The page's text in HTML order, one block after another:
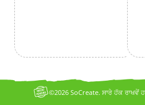
©2026 SoCreate. ਸਾਰੇ ਹੱਕ ਰਾਖਵੇਂ